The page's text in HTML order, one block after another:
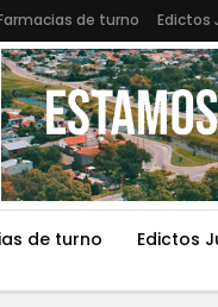
de turno Edictos
de turno Edictos